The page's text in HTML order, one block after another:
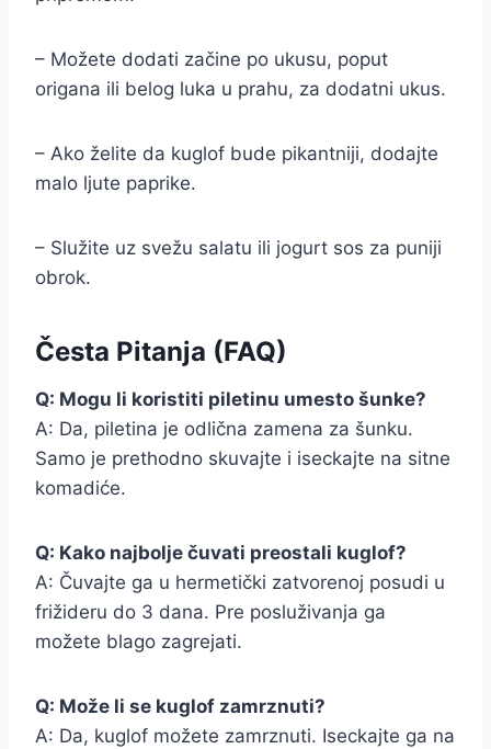
– Možete dodati začine po ukusu, poput
origana ili belog luka u prahu, za dodatni ukus.
– Ako želite da kuglof bude pikantniji, dodajte
malo ljute paprike.
– Služite uz svežu salatu ili jogurt sos za puniji
obrok.
Česta Pitanja (FAQ)
Q: Mogu li koristiti piletinu umesto šunke?
A: Da, piletina je odlična zamena za šunku.
Samo je prethodno skuvajte i iseckajte na sitne
komadiće.
Q: Kako najbolje čuvati preostali kuglof?
A: Čuvajte ga u hermetički zatvorenoj posudi u
frižideru do 3 dana. Pre posluživanja ga
možete blago zagrejati.
Q: Može li se kuglof zamrznuti?
A: Da, kuglof možete zamrznuti. Iseckajte ga na